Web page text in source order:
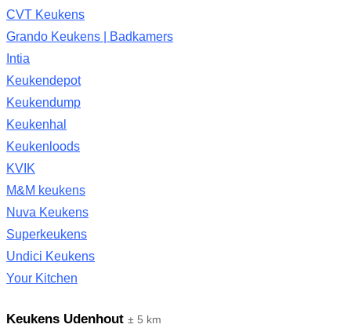
CVT Keukens
Grando Keukens | Badkamers
Intia
Keukendepot
Keukendump
Keukenhal
Keukenloods
KVIK
M&M keukens
Nuva Keukens
Superkeukens
Undici Keukens
Your Kitchen
Keukens Udenhout ± 5 km